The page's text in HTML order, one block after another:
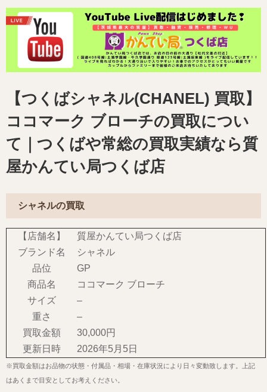
【つくばシャネル(CHANEL) 買取】
ココマーク ブローチの買取につい
て｜つくばや常総の買取実績なら質
屋かんてい局つくば店
シャネルの買取
【店舗名】
質屋かんてい局つくば店
ブランド名
シャネル
品位
GP
商品名
ココマーク ブローチ
サイズ
–
重さ
–
買取金額
30,000円
更新日時
2026年5月5日
※買取金額はお品物の状態・付属品・相場・在庫状況により日々変動致します。上記
はあくまで目安としてお考えください。